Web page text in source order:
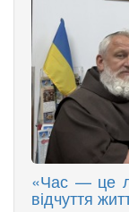
«Час — це
відчуття